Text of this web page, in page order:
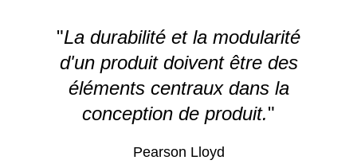
"La durabilité et la modularité
d'un produit doivent être des
éléments centraux dans la
conception de produit."
Pearson Lloyd